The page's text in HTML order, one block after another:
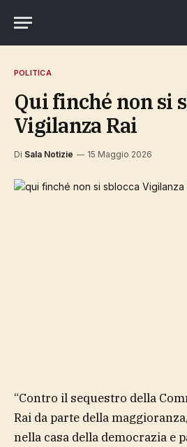
POLITICA
qui finché non si sblocca
Vigilanza Rai
Di Sala Notizie 15 Maggio 2026
“Contro il sequestro della
Rai da parte della
nella casa della democrazia e